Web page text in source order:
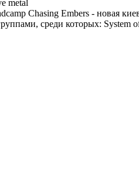
metal
Chasing Embers - новая
среди которых: System